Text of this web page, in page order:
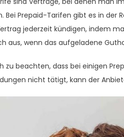
Bei Prepaid-Tarifen gibt es in der
jederzeit kündigen, indem
aus, wenn das aufgeladene
zu beachten, dass bei einigen
nicht tätigt, kann der